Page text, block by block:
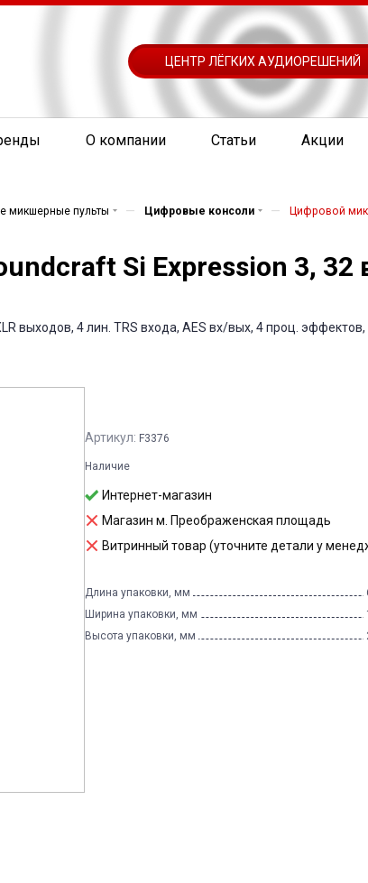
ЦЕНТР ЛЁГКИХ АУДИОРЕШЕНИЙ
О компании Статьи Акции
микшерные пульты — Цифровые консоли — Цифровой
Si Expression 3, 32
выходов, 4 лин. TRS входа, AES вх/вых, 4 проц.
Артикул: F3376
Наличие
Интернет-магазин
Магазин м. Преображенская площадь
Витринный товар (уточните детали у
Длина упаковки, мм
Ширина упаковки, мм
Высота упаковки, мм